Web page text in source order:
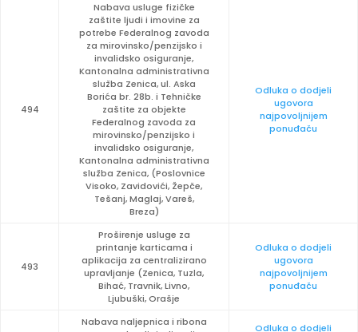
494
Nabava usluge fizičke
zaštite ljudi i imovine za
potrebe Federalnog zavoda
za mirovinsko/penzijsko i
invalidsko osiguranje,
Kantonalna administrativna
služba Zenica, ul. Aska
Borića br. 28b. i Tehničke
zaštite za objekte
Federalnog zavoda za
mirovinsko/penzijsko i
invalidsko osiguranje,
Kantonalna administrativna
služba Zenica, (Poslovnice
Visoko, Zavidovići, Žepče,
Tešanj, Maglaj, Vareš,
Breza)
Odluka o dodjeli
ugovora
najpovoljnijem
ponuđaču
493
Proširenje usluge za
printanje karticama i
aplikacija za centralizirano
upravljanje (Zenica, Tuzla,
Bihać, Travnik, Livno,
Ljubuški, Orašje
Odluka o dodjeli
ugovora
najpovoljnijem
ponuđaču
Nabava naljepnica i ribona
Odluka o dodjeli